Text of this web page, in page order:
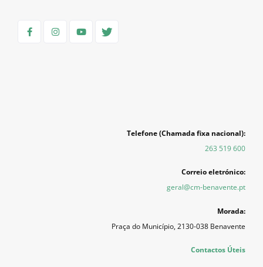
Telefone (Chamada fixa nacional):
263 519 600
Correio eletrónico:
geral@cm-benavente.pt
Morada:
Praça do Município, 2130-038 Benavente
Contactos Úteis